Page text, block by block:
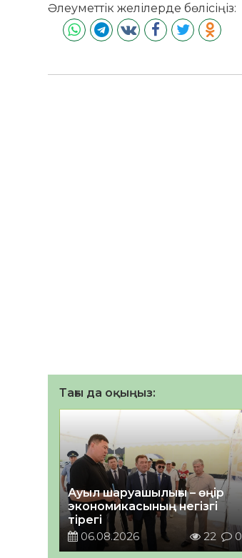
Әлеуметтік желілерде бөлісіңіз:
Тағы да оқыңыз:
Ауыл шаруашылығы – өңір
экономикасының негізгі
тірегі
06.08.2026
22 0